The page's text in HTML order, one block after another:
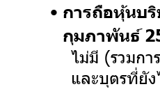
การถือหุ้นบ
กุมภาพันธ์
ไม่มี (รวมก
และบุตรที่ยั